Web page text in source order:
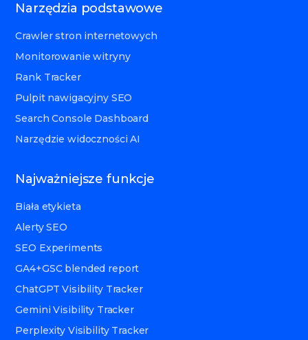
Narzędzia podstawowe
Crawler stron internetowych
Monitorowanie witryny
Rank Tracker
Pulpit nawigacyjny SEO
Search Console Dashboard
Narzędzie widoczności AI
Najważniejsze funkcje
Biała etykieta
Alerty SEO
SEO Experiments
GA4+GSC blended report
ChatGPT Visibility Tracker
Gemini Visibility Tracker
Perplexity Visibility Tracker